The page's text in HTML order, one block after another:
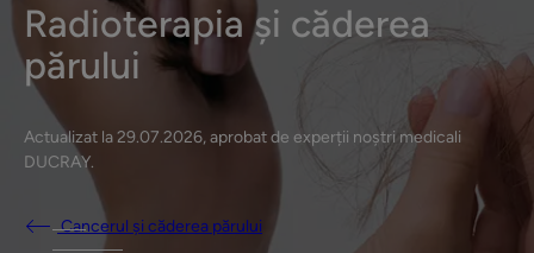
Radioterapia și căderea
părului
Actualizat la29.07.2026, aprobat de experții noștri medicali
DUCRAY.
Cancerul și căderea părului